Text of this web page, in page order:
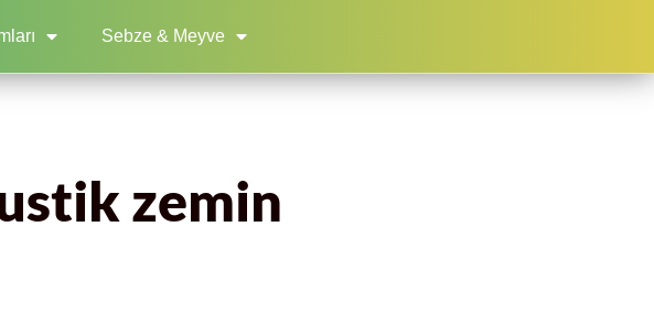
Sebze & Meyve
zemin